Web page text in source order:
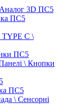
3D ПС5
ПС5
C \
ПС5
\ Кнопки
ПС5
\ Сенсорні